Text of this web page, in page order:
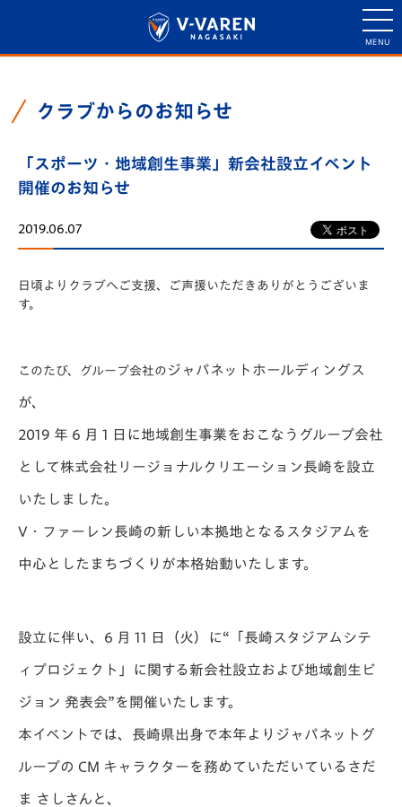
クラブからのお知らせ
「スポーツ・地域創生事業」新会社設立イベント
開催のお知らせ
2019.06.07
日頃よりクラブへご支援、ご声援いただきありがとうございま
す。
このたび、グループ会社の ジャパネットホールディングス
が、
2019 年 6 月 1 日に地域創生事業をおこなうグループ会社
として株式会社リージョナルクリエーション長崎を設立
いたしました。
V・ファーレン長崎の新しい本拠地となるスタジアムを
中心としたまちづくりが本格始動いたします。
設立に伴い、 6 月 11 日（火） に“「長崎スタジアムシテ
ィプロジェクト」に関する新会社設立および地域創生ビ
ジョン 発表会”を開催いたします。
本イベントでは、長崎県出身で本年よりジャパネットグ
ループの CM キャラクターを務めていただいている さだ
ま さし さんと、